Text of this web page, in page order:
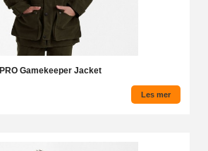
PRO Gamekeeper Jacket
Les mer